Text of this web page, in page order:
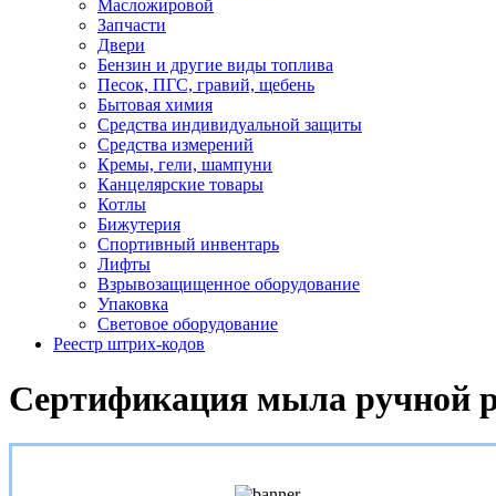
Масложировой
Запчасти
Двери
Бензин и другие виды топлива
Песок, ПГС, гравий, щебень
Бытовая химия
Средства индивидуальной защиты
Средства измерений
Кремы, гели, шампуни
Канцелярские товары
Котлы
Бижутерия
Спортивный инвентарь
Лифты
Взрывозащищенное оборудование
Упаковка
Световое оборудование
Реестр штрих-кодов
Сертификация мыла ручной